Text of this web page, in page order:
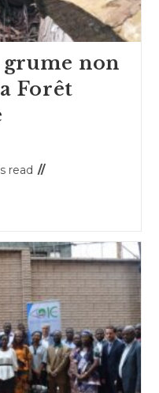
non
Forêt
read